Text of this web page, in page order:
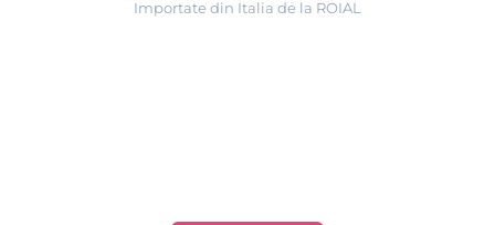
Importate din Italia de la ROIAL